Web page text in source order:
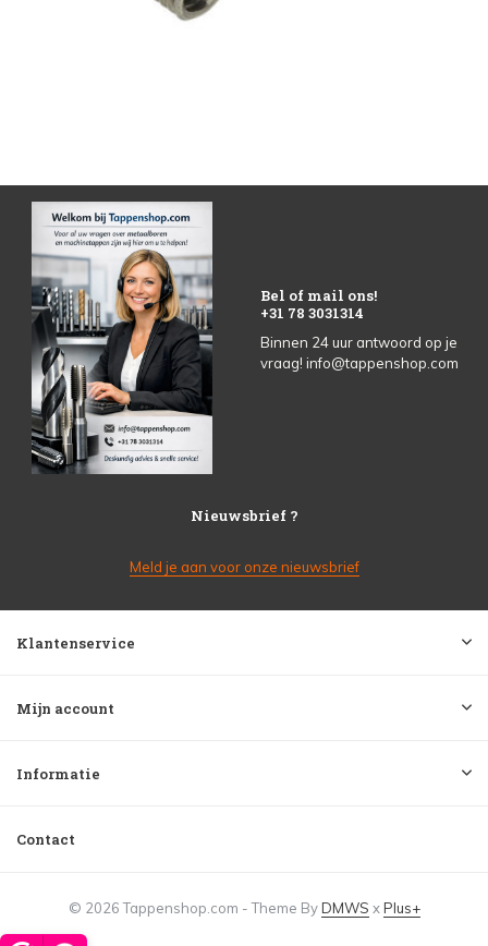
Bel of mail ons!
+31 78 3031314
Binnen 24 uur antwoord op je
vraag! info@tappenshop.com
Nieuwsbrief ?
Meld je aan voor onze nieuwsbrief
Klantenservice
Mijn account
Informatie
Contact
© 2026 Tappenshop.com - Theme ByDMWS xPlus+